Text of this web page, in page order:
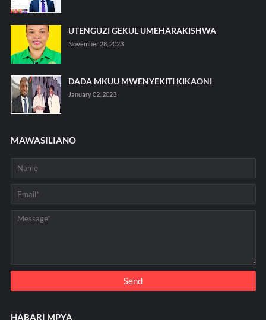
UTENGUZI GEKUL UMEHARAKISHWA
November 28, 2023
DADA MKUU MWENYEKITI KIKAONI
January 02, 2023
MAWASILIANO
HABARI MPYA